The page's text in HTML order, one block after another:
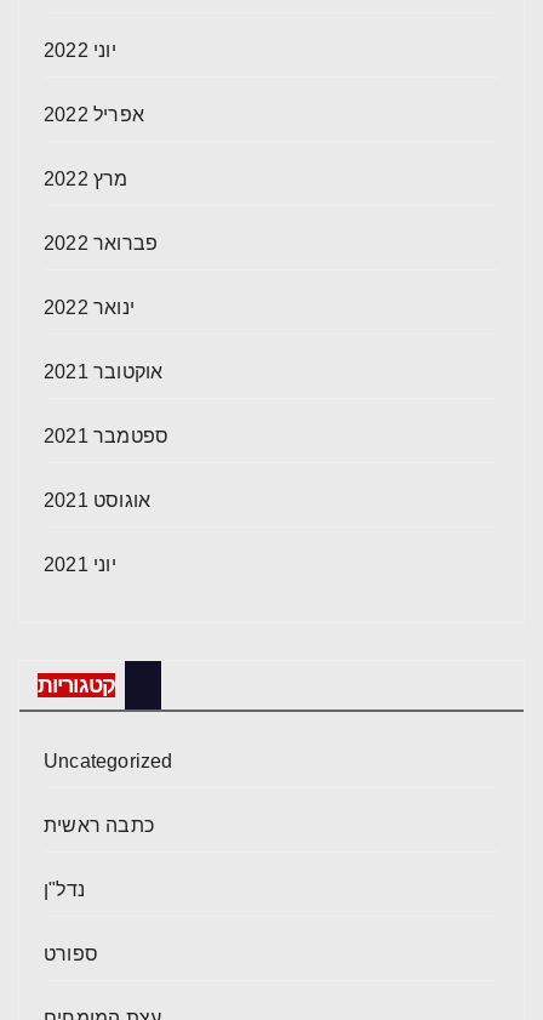
יוני 2022
אפריל 2022
מרץ 2022
פברואר 2022
ינואר 2022
אוקטובר 2021
ספטמבר 2021
אוגוסט 2021
יוני 2021
קטגוריות
Uncategorized
כתבה ראשית
נדל"ן
ספורט